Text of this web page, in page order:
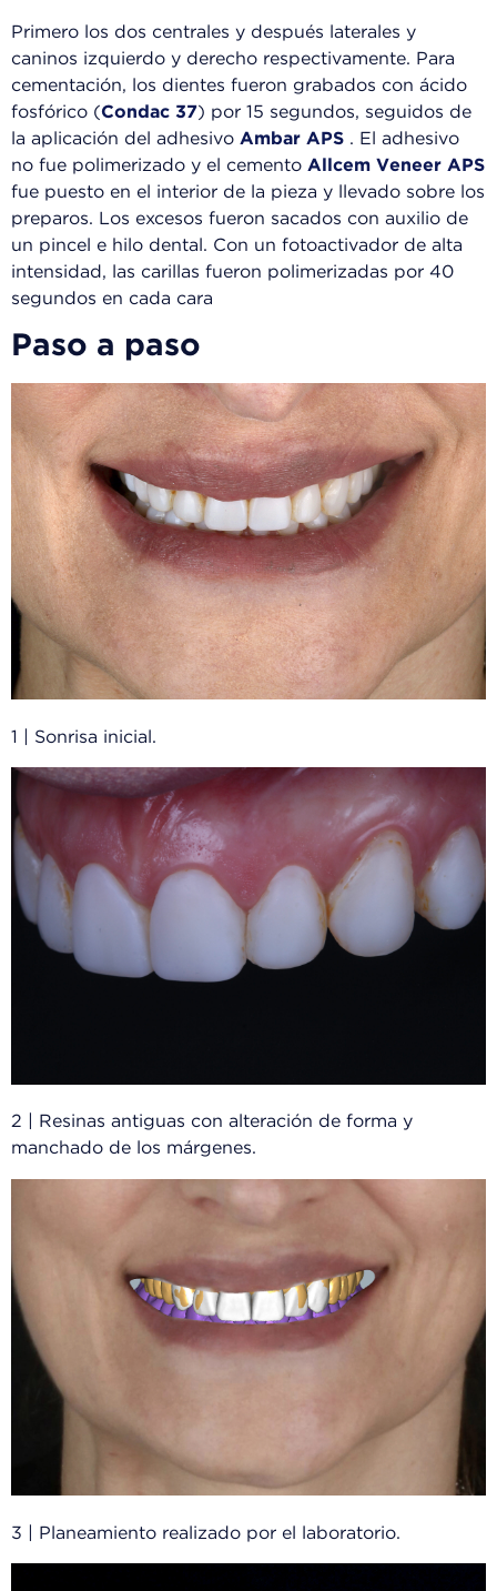
Primero los dos centrales y después laterales y
caninos izquierdo y derecho respectivamente. Para
cementación, los dientes fueron grabados con ácido
fosfórico (Condac 37) por 15 segundos, seguidos de
la aplicación del adhesivo Ambar APS . El adhesivo
no fue polimerizado y el cemento Allcem Veneer APS
fue puesto en el interior de la pieza y llevado sobre los
preparos. Los excesos fueron sacados con auxilio de
un pincel e hilo dental. Con un fotoactivador de alta
intensidad, las carillas fueron polimerizadas por 40
segundos en cada cara
Paso a paso
1 | Sonrisa inicial.
2 | Resinas antiguas con alteración de forma y
manchado de los márgenes.
3 | Planeamiento realizado por el laboratorio.